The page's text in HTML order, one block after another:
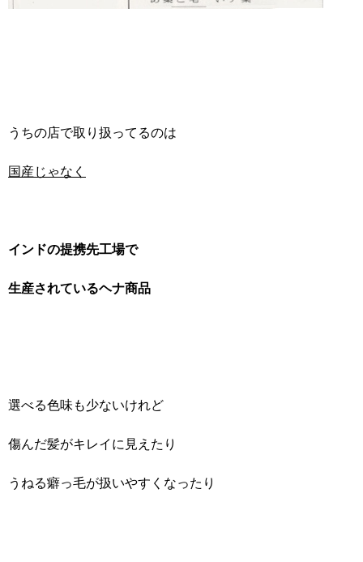
うちの店で取り扱ってるのは
国産じゃなく
インドの提携先工場で
生産されているヘナ商品
選べる色味も少ないけれど
傷んだ髪がキレイに見えたり
うねる癖っ毛が扱いやすくなったり